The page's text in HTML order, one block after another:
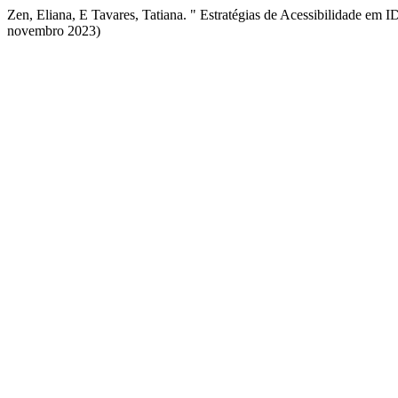
Zen, Eliana, E Tavares, Tatiana. " Estratégias de Acessibilidade em
novembro 2023)